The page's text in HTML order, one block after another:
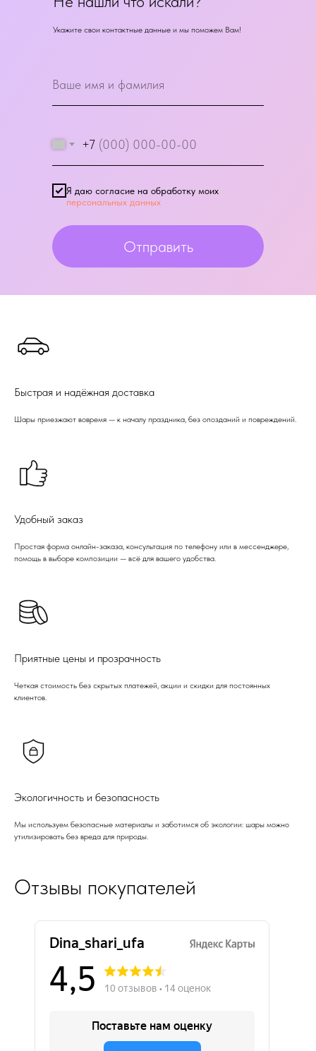
+7
Я даю согласие на обработку моих
персональных данных
Отправить
Укажите свои контактные данные и мы поможем Вам!
Быстрая и надёжная доставка
Шары приезжают вовремя — к началу праздника, без опозданий и повреждений.
Удобный заказ
Простая форма онлайн-заказа, консультация по телефону или в мессенджере,
помощь в выборе композиции — всё для вашего удобства.
Приятные цены и прозрачность
Четкая стоимость без скрытых платежей, акции и скидки для постоянных
клиентов.
Экологичность и безопасность
Мы используем безопасные материалы и заботимся об экологии: шары можно
утилизировать без вреда для природы.
Отзывы покупателей